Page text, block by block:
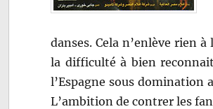
danses. Cela n’enlève rien
la difficulté à bien
l’Espagne sous domination
L’ambition de contrer les